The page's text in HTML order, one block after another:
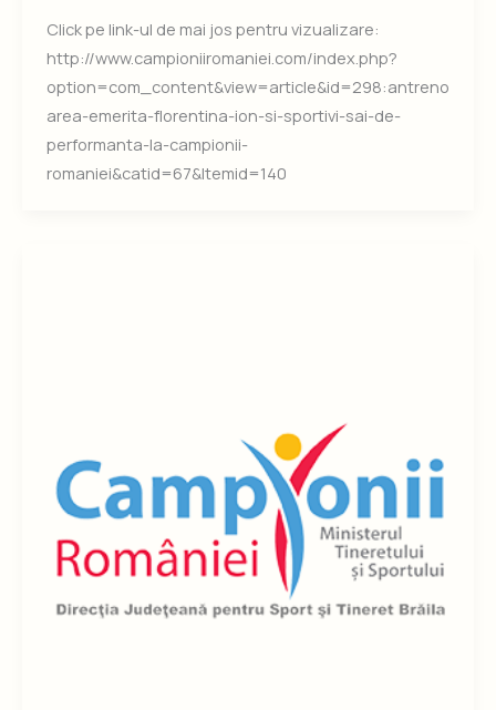
Click pe link-ul de mai jos pentru vizualizare:
http://www.campioniiromaniei.com/index.php?
option=com_content&view=article&id=298:antreno
area-emerita-florentina-ion-si-sportivi-sai-de-
performanta-la-campionii-
romaniei&catid=67&Itemid=140